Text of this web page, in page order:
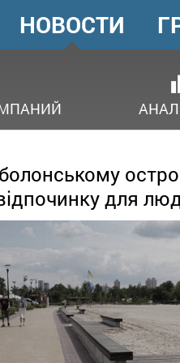
ГОЛОВНЕ
МЕНЮ
НОВОСТИ
для